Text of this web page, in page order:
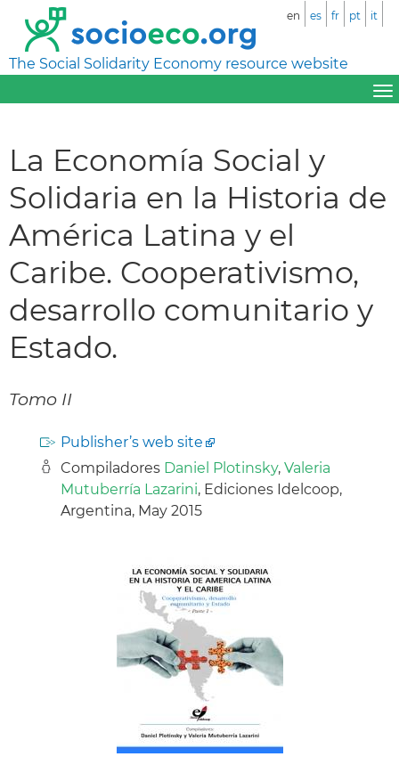
The Social Solidarity Economy resource website
en es fr pt it
La Economía Social y
Solidaria en la Historia de
América Latina y el
Caribe. Cooperativismo,
desarrollo comunitario y
Estado.
Tomo II
Publisher’s web site
Compiladores Daniel Plotinsky, Valeria
Mutuberría Lazarini, Ediciones Idelcoop,
Argentina, May 2015